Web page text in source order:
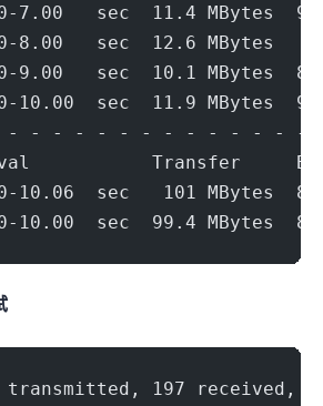
7.00   sec  11.4
8.00   sec  12.6
9.00   sec  10.1
10.00  sec  11.9
- - - - - - - - - - - - - -
Transfer
sec   101 MBytes
10.00  sec  99.4 MBytes
transmitted, 197 received,